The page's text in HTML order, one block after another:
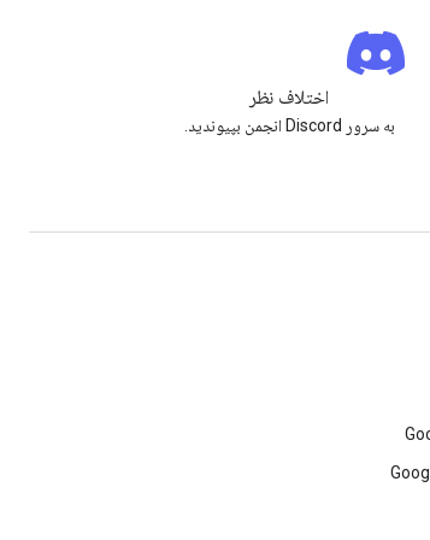
اختلاف نظر
به سرور Discord انجمن بپیوندید.